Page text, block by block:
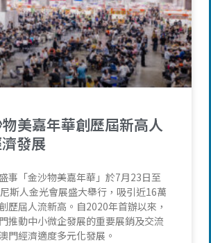
美嘉年華創歷屆新高人
發展
事「金沙物美嘉年華」於7月23日至
斯人金光會展盛大舉行，吸引近16萬
歷屆人流新高。自2020年首辦以來，
推動中小微企發展的重要展銷及交流
門經濟適度多元化發展。